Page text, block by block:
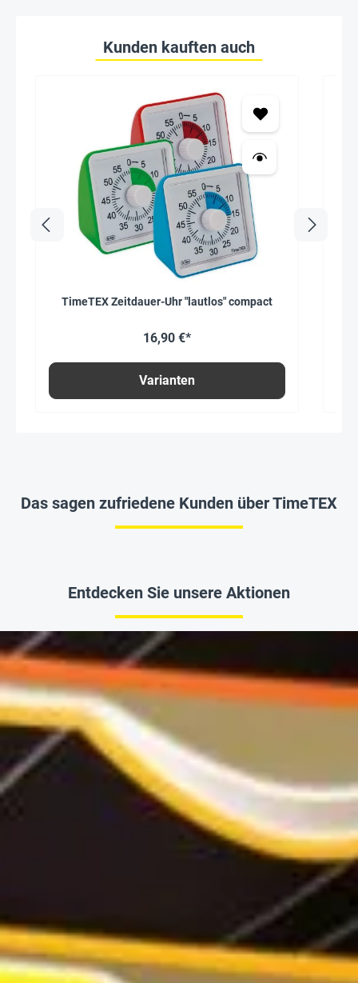
Kunden kauften auch
TimeTEX Zeitdauer-Uhr "lautlos" compact
16,90 €*
Varianten
Das sagen zufriedene Kunden über TimeTEX
Entdecken Sie unsere Aktionen